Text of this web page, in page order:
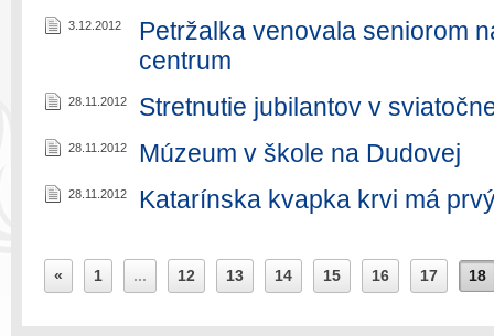
3.12.2012
Petržalka venovala seniorom
centrum
28.11.2012 Stretnutie jubilantov v
28.11.2012 Múzeum v škole na Dudovej
28.11.2012 Katarínska kvapka krvi má
« 1 ... 12 13 14 15 16 17 18